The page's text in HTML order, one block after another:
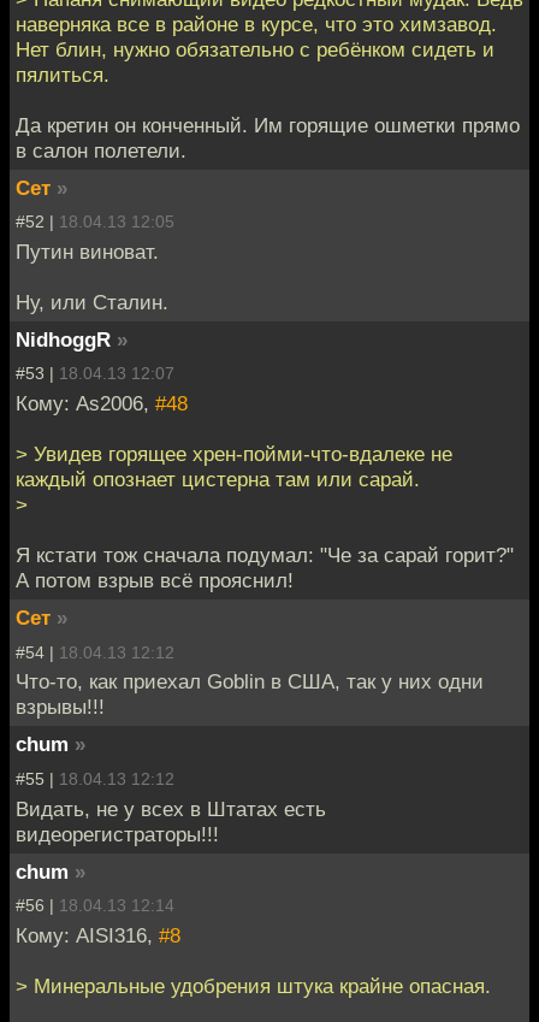
наверняка все в районе в курсе, что это химзавод.
Нет блин, нужно обязательно с ребёнком сидеть и
пялиться.
Да кретин он конченный. Им горящие ошметки прямо
в салон полетели.
Сет »
#52 | 18.04.13 12:05
Путин виноват.
Ну, или Сталин.
NidhoggR »
#53 | 18.04.13 12:07
Кому: As2006, #48
> Увидев горящее хрен-пойми-что-вдалеке не
каждый опознает цистерна там или сарай.
>
Я кстати тож сначала подумал: "Че за сарай горит?"
А потом взрыв всё прояснил!
Сет »
#54 | 18.04.13 12:12
Что-то, как приехал Goblin в США, так у них одни
взрывы!!!
chum »
#55 | 18.04.13 12:12
Видать, не у всех в Штатах есть
видеорегистраторы!!!
chum »
#56 | 18.04.13 12:14
Кому: AISI316, #8
> Минеральные удобрения штука крайне опасная.